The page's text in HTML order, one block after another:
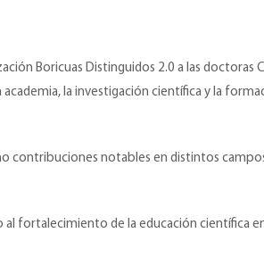
Boricuas Distinguidos 2.0 a las doctoras
la investigación científica y la
contribuciones notables en distintos
fortalecimiento de la educación científica